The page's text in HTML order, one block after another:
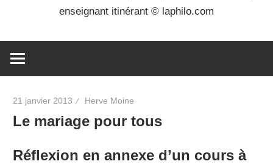
enseignant itinérant © laphilo.com
21 janvier 2013 Herve Moine
Le mariage pour tous
Réflexion en annexe d’un cours à